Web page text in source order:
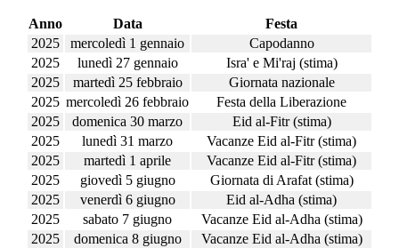
Anno Data
Festa
2025
mercoledì 1 gennaio
Capodanno
2025
lunedì 27 gennaio
Isra' e Mi'raj (stima)
2025
martedì 25 febbraio
Giornata nazionale
2025 mercoledì 26 febbraio
Festa della Liberazione
2025
domenica 30 marzo
Eid al-Fitr (stima)
2025
lunedì 31 marzo
Vacanze Eid al-Fitr (stima)
2025
martedì 1 aprile
Vacanze Eid al-Fitr (stima)
2025
giovedì 5 giugno
Giornata di Arafat (stima)
2025
venerdì 6 giugno
Eid al-Adha (stima)
2025
sabato 7 giugno
Vacanze Eid al-Adha (stima)
2025
domenica 8 giugno
Vacanze Eid al-Adha (stima)